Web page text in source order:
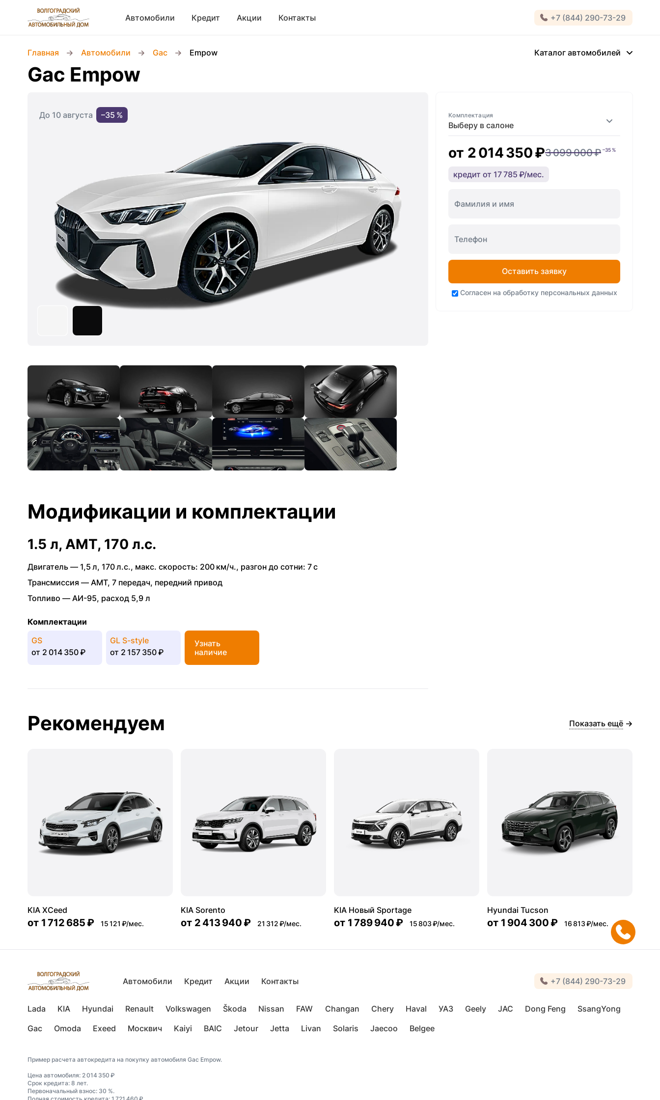
Автомобили Кредит Акции Контакты +7 (844) 290-73-29
Главная Автомобили Gac Empow Каталог автомобилей
Gac Empow
До 10 августа
–35 %
Выберу в салоне
Комплектация
от 2 014 350 ₽3 099 000 ₽ –35 %
кредит от 17 785 ₽/мес.
Оставить заявку
Согласен на обработку персональных данных
Модификации и комплектации
1.5 л, AMT, 170 л.с.
Двигатель — 1,5 л, 170 л.с., макс. скорость: 200 км/ч., разгон до сотни: 7 с
Трансмиссия — AMT, 7 передач, передний привод
Топливо — АИ-95, расход 5,9 л
Комплектации
GS
от 2 014 350 ₽
GL S-style
от 2 157 350 ₽
Узнать
наличие
Рекомендуем Показать ещё
KIA XCeed
от 1 712 685 ₽ 15 121 ₽/мес.
KIA Sorento
от 2 413 940 ₽ 21 312 ₽/мес.
KIA Новый Sportage
от 1 789 940 ₽ 15 803 ₽/мес.
Hyundai Tucson
от 1 904 300 ₽ 16 813 ₽/мес.
Автомобили Кредит Акции Контакты +7 (844) 290-73-29
Lada KIA Hyundai Renault Volkswagen Škoda Nissan FAW Changan Chery Haval УАЗ Geely JAC Dong Feng
SsangYong
Gac
Omoda Exeed Москвич Kaiyi BAIC Jetour Jetta Livan Solaris Jaecoo Belgee
Пример расчета автокредита на покупку автомобиля Gac Empow.
Цена автомобиля: 2 014 350 ₽
Срок кредита: 8 лет.
Первоначальный взнос: 30 %.